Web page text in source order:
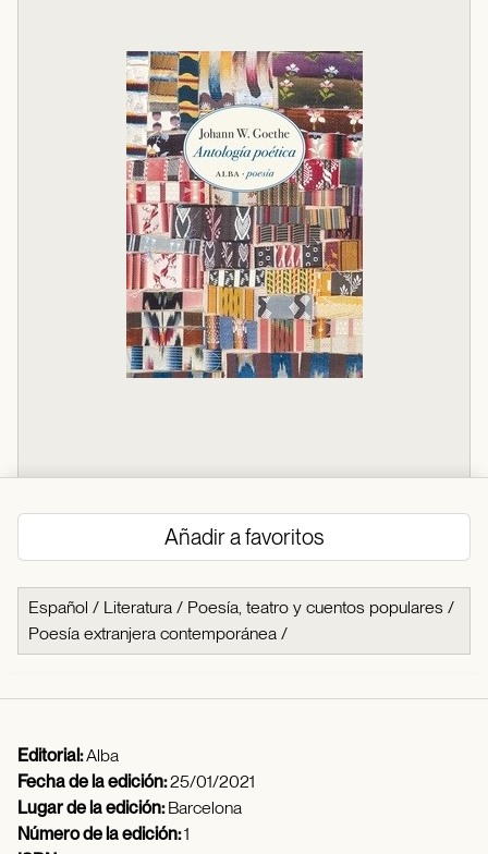
Añadir a favoritos
Español / Literatura / Poesía, teatro y cuentos populares /
Poesía extranjera contemporánea /
Editorial:Alba
Fecha de la edición:25/01/2021
Lugar de la edición:Barcelona
Número de la edición:1